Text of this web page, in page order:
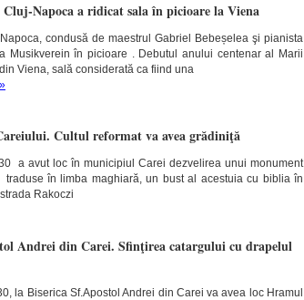
Napoca a ridicat sala în picioare la Viena
condusă de maestrul Gabriel Bebeșelea şi pianista
Musikverein în picioare . Debutul anului centenar al Marii
Viena, sală considerată ca fiind una
Cultul reformat va avea grădiniţă
a avut loc în municipiul Carei dezvelirea unui monument
în limba maghiară, un bust al acestuia cu biblia în
Rakoczi
Andrei din Carei. Sfinţirea catargului cu drapelul
la Biserica Sf.Apostol Andrei din Carei va avea loc Hramul